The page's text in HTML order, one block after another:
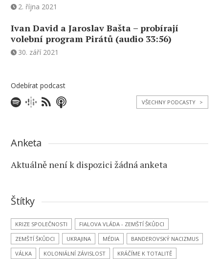
2. října 2021
Ivan David a Jaroslav Bašta – probírají
volební program Pirátů (audio 33:56)
30. září 2021
Odebírat podcast
VŠECHNY PODCASTY >
Anketa
Aktuálně není k dispozici žádná anketa
Štítky
KRIZE SPOLEČNOSTI
FIALOVA VLÁDA - ZEMŠTÍ ŠKŮDCI
ZEMŠTÍ ŠKŮDCI
UKRAJINA MÉDIA
BANDEROVSKÝ NACIZMUS
VÁLKA
KOLONIÁLNÍ ZÁVISLOST
KRÁČÍME K TOTALITĚ